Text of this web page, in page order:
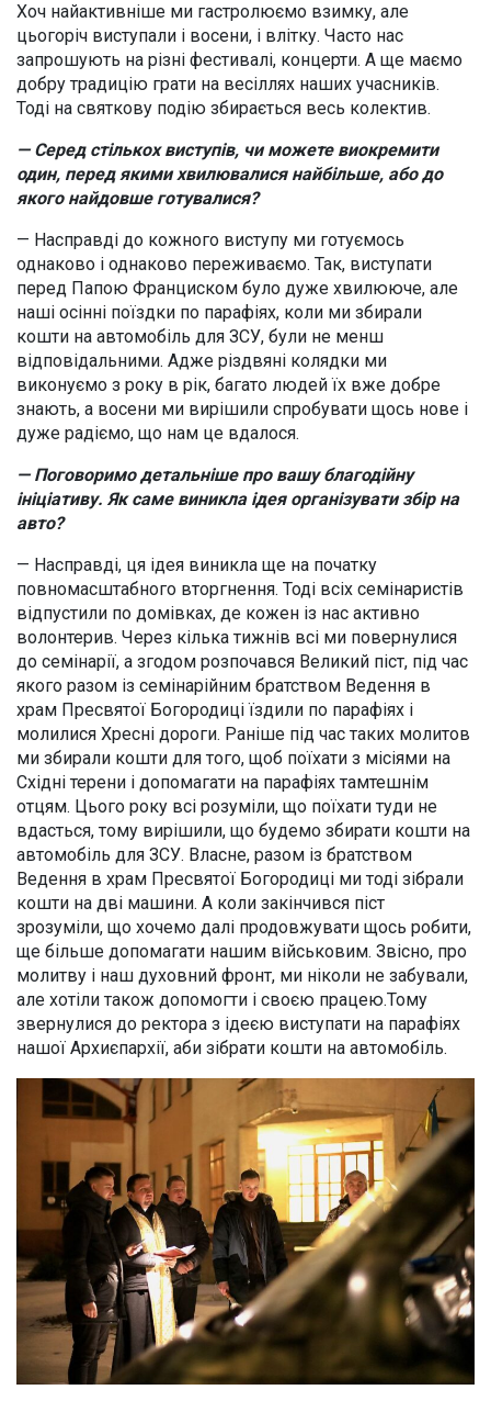
Хоч найактивніше ми гастролюємо взимку, але
цьогоріч виступали і восени, і влітку. Часто нас
запрошують на різні фестивалі, концерти. А ще маємо
добру традицію грати на весіллях наших учасників.
Тоді на святкову подію збирається весь колектив.
— Серед стількох виступів, чи можете виокремити
один, перед якими хвилювалися найбільше, або до
якого найдовше готувалися?
— Насправді до кожного виступу ми готуємось
однаково і однаково переживаємо. Так, виступати
перед Папою Франциском було дуже хвилююче, але
наші осінні поїздки по парафіях, коли ми збирали
кошти на автомобіль для ЗСУ, були не менш
відповідальними. Адже різдвяні колядки ми
виконуємо з року в рік, багато людей їх вже добре
знають, а восени ми вирішили спробувати щось нове і
дуже радіємо, що нам це вдалося.
— Поговоримо детальніше про вашу благодійну
ініціативу. Як саме виникла ідея організувати збір на
авто?
— Насправді, ця ідея виникла ще на початку
повномасштабного вторгнення. Тоді всіх семінаристів
відпустили по домівках, де кожен із нас активно
волонтерив. Через кілька тижнів всі ми повернулися
до семінарії, а згодом розпочався Великий піст, під час
якого разом із семінарійним братством Ведення в
храм Пресвятої Богородиці їздили по парафіях і
молилися Хресні дороги. Раніше під час таких молитов
ми збирали кошти для того, щоб поїхати з місіями на
Східні терени і допомагати на парафіях тамтешнім
отцям. Цього року всі розуміли, що поїхати туди не
вдасться, тому вирішили, що будемо збирати кошти на
автомобіль для ЗСУ. Власне, разом із братством
Ведення в храм Пресвятої Богородиці ми тоді зібрали
кошти на дві машини. А коли закінчився піст
зрозуміли, що хочемо далі продовжувати щось робити,
ще більше допомагати нашим військовим. Звісно, про
молитву і наш духовний фронт, ми ніколи не забували,
але хотіли також допомогти і своєю працею.Тому
звернулися до ректора з ідеєю виступати на парафіях
нашої Архиєпархії, аби зібрати кошти на автомобіль.